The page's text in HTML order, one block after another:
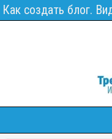
Как создать блог.